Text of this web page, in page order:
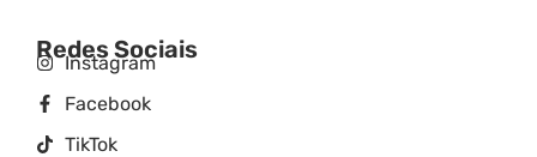
Redes Sociais
Instagram
Facebook
TikTok